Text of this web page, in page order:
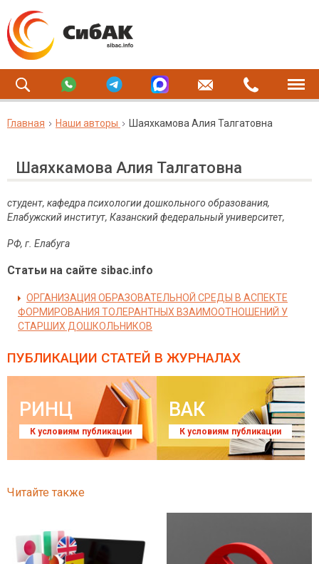
Главная Наши авторы Шаяхкамова Алия Талгатовна
Шаяхкамова Алия Талгатовна
студент, кафедра психологии дошкольного образования,
Елабужский институт, Казанский федеральный университет,
РФ, г Елабуга
Статьи на сайте sibac.info
ОРГАНИЗАЦИЯ ОБРАЗОВАТЕЛЬНОЙ СРЕДЫ В АСПЕКТЕ
ФОРМИРОВАНИЯ ТОЛЕРАНТНЫХ ВЗАИМООТНОШЕНИЙ У
СТАРШИХ ДОШКОЛЬНИКОВ
ПУБЛИКАЦИИ СТАТЕЙ В ЖУРНАЛАХ
РИНЦ
К условиям публикации
ВАК
К условиям публикации
Читайте также